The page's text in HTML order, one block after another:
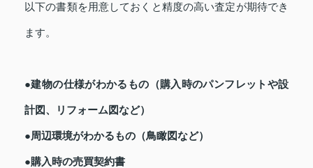
以下の書類を用意しておくと精度の高い査定が期待でき
ます。
●建物の仕様がわかるもの（購入時のパンフレットや設
計図、リフォーム図など）
●周辺環境がわかるもの（鳥瞰図など）
●購入時の売買契約書